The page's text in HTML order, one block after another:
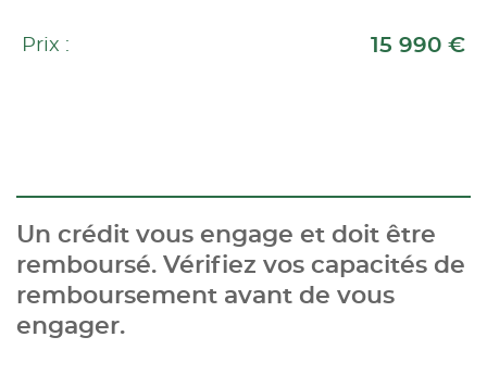
Prix : 15 990 €
Un crédit vous engage et doit être
remboursé. Vérifiez vos capacités de
remboursement avant de vous
engager.